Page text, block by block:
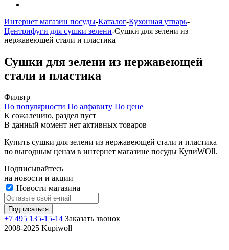
Интернет магазин посуды-Каталог-Кухонная утварь-
Центрифуги для сушки зелени-Сушки для зелени из
нержавеющей стали и пластика
Сушки для зелени из нержавеющей
стали и пластика
Фильтр
По популярности По алфавиту По цене
К сожалению, раздел пуст
В данный момент нет активных товаров
Купить сушки для зелени из нержавеющей стали и пластика
по выгодным ценам в интернет магазине посуды КупиWOll.
Подписывайтесь
на новости и акции
Новости магазина
+7 495 135-15-14 Заказать звонок
2008-2025 Kupiwoll